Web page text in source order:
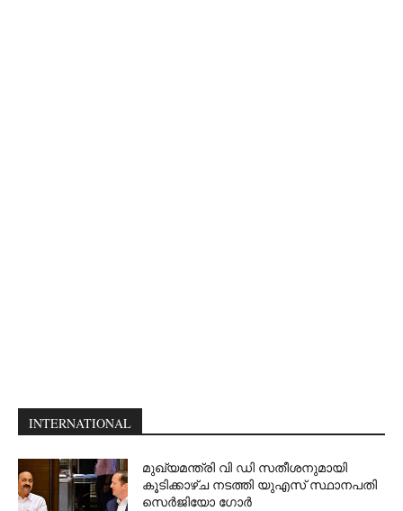
INTERNATIONAL
മുഖ്യമന്ത്രി വി ഡി സതീശനുമായി
കൂടിക്കാഴ്ച നടത്തി യുഎസ് സ്ഥാനപതി
സെര്‍ജിയോ ഗോര്‍